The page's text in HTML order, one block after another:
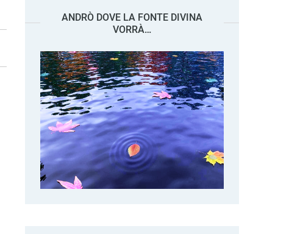
ANDRÒ DOVE LA FONTE DIVINA
VORRÀ…